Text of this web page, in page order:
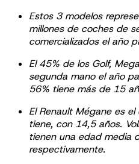
Estos 3 modelos
millones de coches de
comercializados el año
El 45% de los Golf,
segunda mano el año
56% tiene más de 15
El Renault Mégane es
tiene, con 14,5 años.
tienen una edad media
respectivamente.